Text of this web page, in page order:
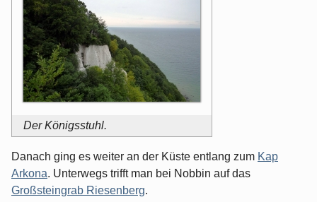
Der Königsstuhl.
Danach ging es weiter an der Küste entlang zum Kap
Arkona. Unterwegs trifft man bei Nobbin auf das
Großsteingrab Riesenberg.